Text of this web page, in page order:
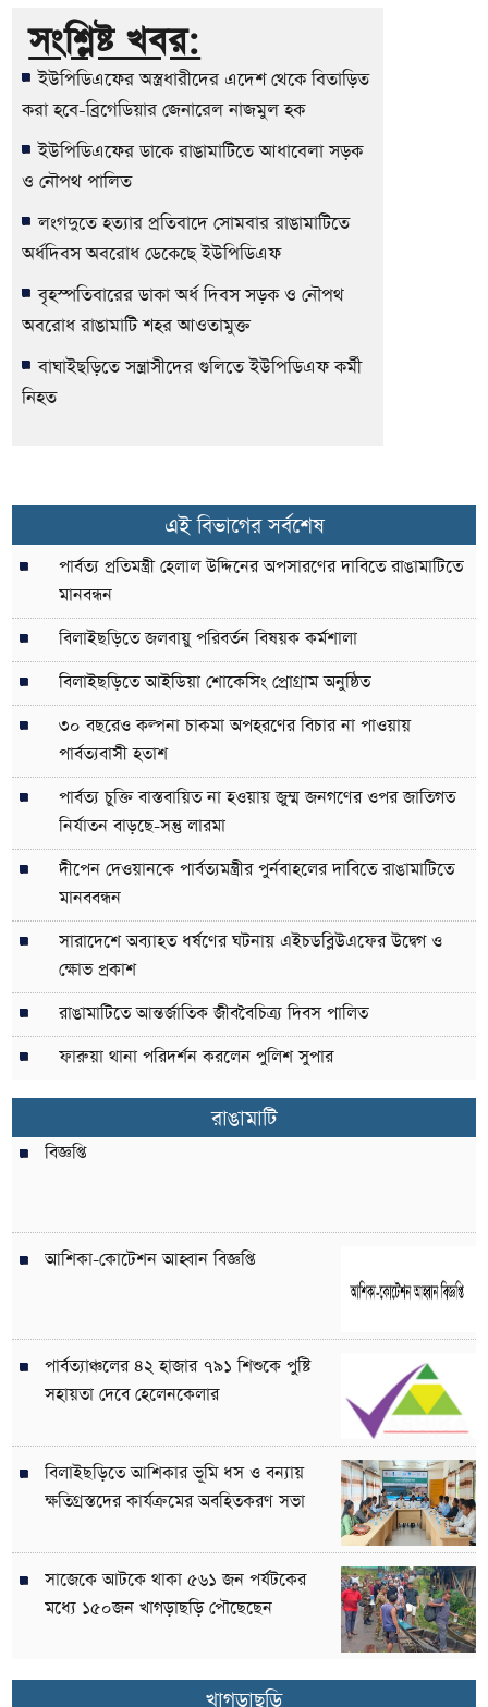
সংশ্লিষ্ট খবর:
ইউপিডিএফের অস্ত্রধারীদের এদেশ থেকে বিতাড়িত
করা হবে-ব্রিগেডিয়ার জেনারেল নাজমুল হক
ইউপিডিএফের ডাকে রাঙামাটিতে আধাবেলা সড়ক
ও নৌপথ পালিত
লংগদুতে হত্যার প্রতিবাদে সোমবার রাঙামাটিতে
অর্ধদিবস অবরোধ ডেকেছে ইউপিডিএফ
বৃহস্পতিবারের ডাকা অর্ধ দিবস সড়ক ও নৌপথ
অবরোধ রাঙামাটি শহর আওতামুক্ত
বাঘাইছড়িতে সন্ত্রাসীদের গুলিতে ইউপিডিএফ কর্মী
নিহত
এই বিভাগের সর্বশেষ
পার্বত্য প্রতিমন্ত্রী হেলাল উদ্দিনের অপসারণের দাবিতে রাঙামাটিতে
মানবন্ধন
বিলাইছড়িতে জলবায়ু পরিবর্তন বিষয়ক কর্মশালা
বিলাইছড়িতে আইডিয়া শোকেসিং প্রোগ্রাম অনুষ্ঠিত
৩০ বছরেও কল্পনা চাকমা অপহরণের বিচার না পাওয়ায়
পার্বত্যবাসী হতাশ
পার্বত্য চুক্তি বাস্তবায়িত না হওয়ায় জুম্ম জনগণের ওপর জাতিগত
নির্যাতন বাড়ছে-সন্তু লারমা
দীপেন দেওয়ানকে পার্বত্যমন্ত্রীর পুর্নবাহলের দাবিতে রাঙামাটিতে
মানববন্ধন
সারাদেশে অব্যাহত ধর্ষণের ঘটনায় এইচডব্লিউএফের উদ্বেগ ও
ক্ষোভ প্রকাশ
রাঙামাটিতে আন্তর্জাতিক জীববৈচিত্র্য দিবস পালিত
ফারুয়া থানা পরিদর্শন করলেন পুলিশ সুপার
রাঙামাটি
বিজ্ঞপ্তি
আশিকা-কোটেশন আহ্বান বিজ্ঞপ্তি
পার্বত্যাঞ্চলের ৪২ হাজার ৭৯১ শিশুকে পুষ্টি
সহায়তা দেবে হেলেনকেলার
বিলাইছড়িতে আশিকার ভূমি ধস ও বন্যায়
ক্ষতিগ্রস্তদের কার্যক্রমের অবহিতকরণ সভা
সাজেকে আটকে থাকা ৫৬১ জন পর্যটকের
মধ্যে ১৫০জন খাগড়াছড়ি পৌছেছেন